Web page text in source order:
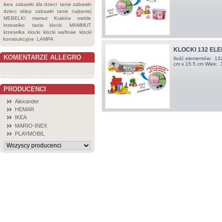
ikea zabawki dla dzieci tanie zabawki
dzieci
sklep zabawki tanie
najtaniej
MEBELKI
mamut Kraków
meble
krzesełko
tanie klocki
MAMMUT
krzesełka klocki klocki waflowe
klocki
konstrukcyjne LAMPA
KOMENTARZE ALLEGRO
PRODUCENCI
Alexander
HEMAR
IKEA
MARIO-INEX
PLAYMOBIL
KLOCKI 132
Ilość elementów:
cm x 15.5 cm Wiek: